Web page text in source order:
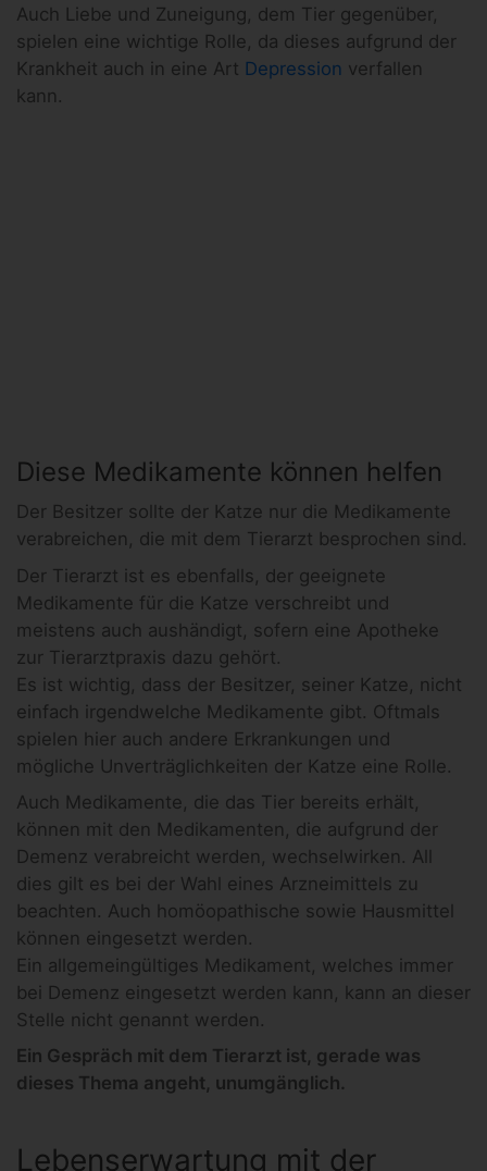
Auch Liebe und Zuneigung, dem Tier gegenüber,
spielen eine wichtige Rolle, da dieses aufgrund der
Krankheit auch in eine Art Depression verfallen
kann.
Diese Medikamente können helfen
Der Besitzer sollte der Katze nur die Medikamente
verabreichen, die mit dem Tierarzt besprochen sind.
Der Tierarzt ist es ebenfalls, der geeignete
Medikamente für die Katze verschreibt und
meistens auch aushändigt, sofern eine Apotheke
zur Tierarztpraxis dazu gehört.
Es ist wichtig, dass der Besitzer, seiner Katze, nicht
einfach irgendwelche Medikamente gibt. Oftmals
spielen hier auch andere Erkrankungen und
mögliche Unverträglichkeiten der Katze eine Rolle.
Auch Medikamente, die das Tier bereits erhält,
können mit den Medikamenten, die aufgrund der
Demenz verabreicht werden, wechselwirken. All
dies gilt es bei der Wahl eines Arzneimittels zu
beachten. Auch homöopathische sowie Hausmittel
können eingesetzt werden.
Ein allgemeingültiges Medikament, welches immer
bei Demenz eingesetzt werden kann, kann an dieser
Stelle nicht genannt werden.
Ein Gespräch mit dem Tierarzt ist, gerade was
dieses Thema angeht, unumgänglich.
Lebenserwartung mit der